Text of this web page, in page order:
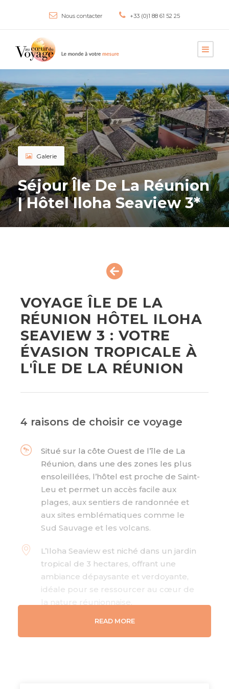
Nous contacter +33 (0)1 88 61 52 25
Galerie
Séjour Île De La Réunion
| Hôtel Iloha Seaview 3*
VOYAGE ÎLE DE LA
RÉUNION HÔTEL ILOHA
SEAVIEW 3 : VOTRE
ÉVASION TROPICALE À
L'ÎLE DE LA RÉUNION
4 raisons de choisir ce voyage
Situé sur la côte Ouest de l’île de La
Réunion, dans une des zones les plus
ensoleillées, l’hôtel est proche de Saint-
Leu et permet un accès facile aux
plages, aux sentiers de randonnée et
aux sites emblématiques comme le
Sud Sauvage et les volcans.
L’Iloha Seaview est niché dans un jardin
tropical de 3 hectares, offrant une
ambiance dépaysante et verdoyante,
idéale pour se ressourcer au cœur de
la nature réunionnaise.
Avec des options variées comme des
chambres et des bungalows équipés
READ MORE